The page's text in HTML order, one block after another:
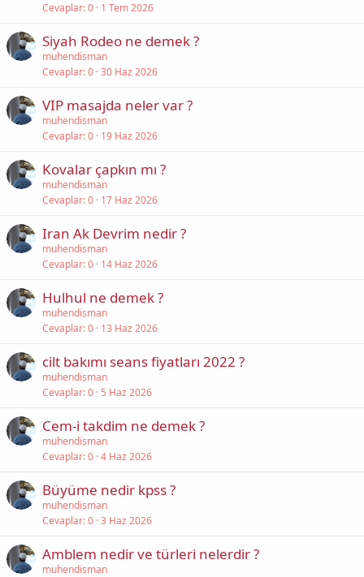
Cevaplar 0 1 Tem 2026
Siyah Rodeo ne demek ?
muhendisman
Cevaplar 0 30 Haz 2026
VIP masajda neler var ?
muhendisman
Cevaplar 0 19 Haz 2026
Kovalar çapkın mı ?
muhendisman
Cevaplar 0 17 Haz 2026
Iran Ak Devrim nedir ?
muhendisman
Cevaplar 0 14 Haz 2026
Hulhul ne demek ?
muhendisman
Cevaplar 0 13 Haz 2026
cilt bakımı seans fiyatları 2022 ?
muhendisman
Cevaplar 0 5 Haz 2026
Cem-i takdim ne demek ?
muhendisman
Cevaplar 0 4 Haz 2026
Büyüme nedir kpss ?
muhendisman
Cevaplar 0 3 Haz 2026
Amblem nedir ve türleri nelerdir ?
muhendisman